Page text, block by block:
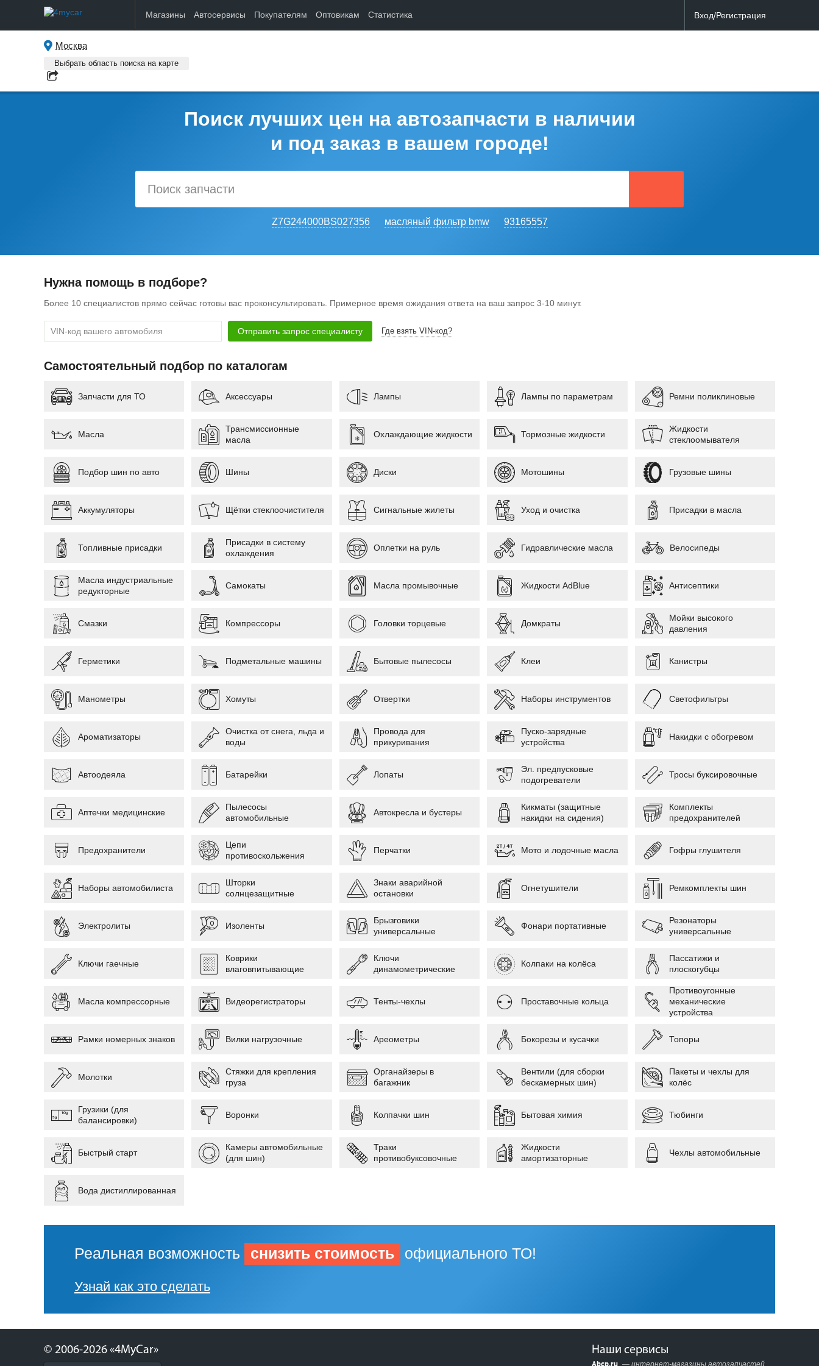
Магазины Автосервисы Покупателям Оптовикам Статистика Вход/Регистрация
Москва
Выбрать область поиска на карте
Поиск лучших цен на автозапчасти в наличии
и под заказ в вашем городе!
Z7G244000BS027356 масляный фильтр bmw 93165557
Нужна помощь в подборе?
Более 10 специалистов прямо сейчас готовы вас проконсультировать. Примерное время ожидания ответа на ваш запрос 3-10 минут.
Где взять VIN-код?
Самостоятельный подбор по каталогам
Запчасти для ТО Аксессуары Лампы Лампы по параметрам Ремни поликлиновые
Масла
Трансмиссионные
масла
Охлаждающие жидкости Тормозные жидкости
Жидкости
стеклоомывателя
Подбор шин по авто Шины Диски Мотошины Грузовые шины
Аккумуляторы Щётки стеклоочистителя Сигнальные жилеты Уход и очистка Присадки в масла
Топливные присадки
Присадки в систему
охлаждения
Оплетки на руль Гидравлические масла Велосипеды
Масла индустриальные
редукторные
Самокаты Масла промывочные Жидкости AdBlue Антисептики
Смазки Компрессоры Головки торцевые Домкраты
Мойки высокого
давления
Герметики Подметальные машины Бытовые пылесосы Клеи Канистры
Манометры Хомуты Отвертки Наборы инструментов Светофильтры
Ароматизаторы
Очистка от снега, льда и
воды
Провода для
прикуривания
Пуско-зарядные
устройства
Накидки с обогревом
Автоодеяла Батарейки Лопаты
Эл. предпусковые
подогреватели
Тросы буксировочные
Аптечки медицинские
Пылесосы
автомобильные
Автокресла и бустеры
Кикматы (защитные
накидки на сидения)
Комплекты
предохранителей
Предохранители
Цепи
противоскольжения
Перчатки Мото и лодочные масла Гофры глушителя
Наборы автомобилиста
Шторки
солнцезащитные
Знаки аварийной
остановки
Огнетушители Ремкомплекты шин
Электролиты Изоленты
Брызговики
универсальные
Фонари портативные
Резонаторы
универсальные
Ключи гаечные
Коврики
влаговпитывающие
Ключи
динамометрические
Колпаки на колёса
Пассатижи и
плоскогубцы
Масла компрессорные Видеорегистраторы Тенты-чехлы Проставочные кольца
Противоугонные
механические
устройства
Рамки номерных знаков Вилки нагрузочные Ареометры Бокорезы и кусачки Топоры
Молотки
Стяжки для крепления
груза
Органайзеры в
багажник
Вентили (для сборки
бескамерных шин)
Пакеты и чехлы для
колёс
Грузики (для
балансировки)
Воронки Колпачки шин Бытовая химия Тюбинги
Быстрый старт
Камеры автомобильные
(для шин)
Траки
противобуксовочные
Жидкости
амортизаторные
Чехлы автомобильные
Вода дистиллированная
Реальная возможность снизить стоимость официального ТО!
Узнай как это сделать
© 2006-2026 «4MyCar» Наши сервисы
Abcp.ru — интернет-магазины автозапчастей